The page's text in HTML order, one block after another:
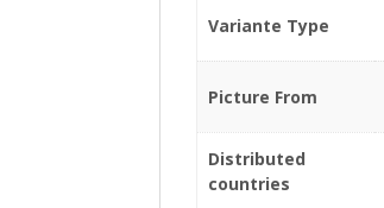
Variante Type
Picture From
Distributed
countries